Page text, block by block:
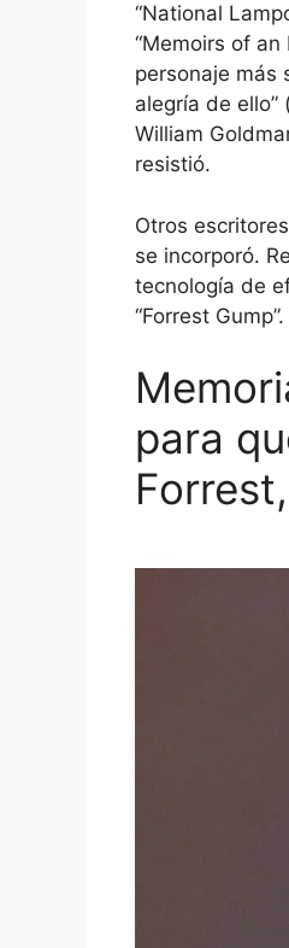
“National
“Memoirs of
personaje más
alegría de
William
resistió.
Otros
se incorporó.
tecnología de
“Forrest Gump”.
para